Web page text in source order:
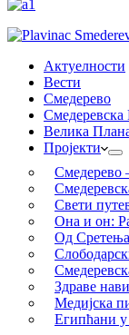
Актуелности
Вести
Смедерево
Смедеревска
Велика
Пројекти
Смедерево
Свети
Она и он:
Од
Здраве
Медијска
Египћани у